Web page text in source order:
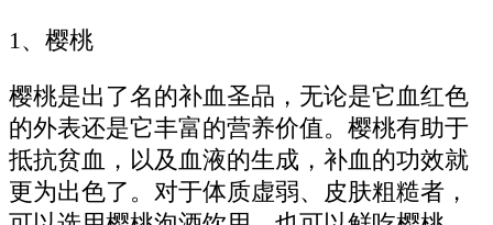
1、樱桃
樱桃是出了名的补血圣品，无论是它血红色
的外表还是它丰富的营养价值。樱桃有助于
抵抗贫血，以及血液的生成，补血的功效就
更为出色了。对于体质虚弱、皮肤粗糙者，